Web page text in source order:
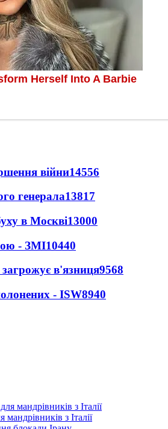
війни14556
генерала13817
в Москві13000
- ЗМІ10440
в'язниця9568
- ISW8940
з Італії